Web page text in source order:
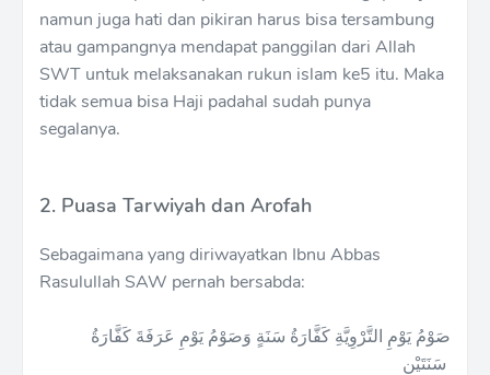
namun juga hati dan pikiran harus bisa tersambung
atau gampangnya mendapat panggilan dari Allah
SWT untuk melaksanakan rukun islam ke5 itu. Maka
tidak semua bisa Haji padahal sudah punya
segalanya.
2. Puasa Tarwiyah dan Arofah
Sebagaimana yang diriwayatkan Ibnu Abbas
Rasulullah SAW pernah bersabda: